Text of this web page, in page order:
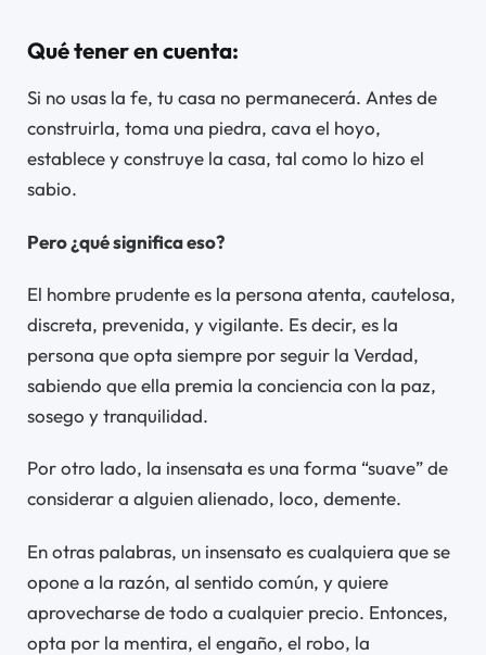
Qué tener en cuenta:
Si no usas la fe, tu casa no permanecerá. Antes de
construirla, toma una piedra, cava el hoyo,
establece y construye la casa, tal como lo hizo el
sabio.
Pero ¿qué significa eso?
El hombre prudente es la persona atenta, cautelosa,
discreta, prevenida, ​​y vigilante. Es decir, es la
persona que opta siempre por seguir la Verdad,
sabiendo que ella premia la conciencia con la paz,
sosego y tranquilidad.
Por otro lado, la insensata es una forma “suave” de
considerar a alguien alienado, loco, demente.
En otras palabras, un insensato es cualquiera que se
opone a la razón, al sentido común, y quiere
aprovecharse de todo a cualquier precio. Entonces,
opta por la mentira, el engaño, el robo, la